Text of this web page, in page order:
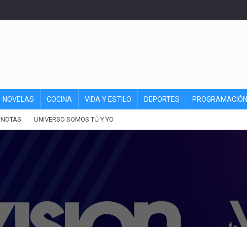
NOVELAS COCINA VIDA Y ESTILO DEPORTES PROGRAMACIÓN
NOTAS UNIVERSO SOMOS TÚ Y YO